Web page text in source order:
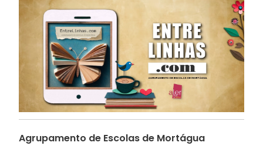
Agrupamento de Escolas de Mortágua